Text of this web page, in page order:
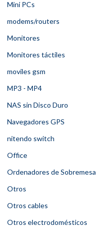
Mini PCs
modems/routers
Monitores
Monitores táctiles
moviles gsm
MP3 - MP4
NAS sin Disco Duro
Navegadores GPS
nitendo switch
Office
Ordenadores de Sobremesa
Otros
Otros cables
Otros electrodomésticos